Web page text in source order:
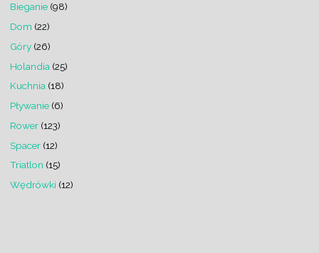
Bieganie(98)
Dom (22)
Góry(26)
Holandia (25)
Kuchnia(18)
Pływanie(6)
Rower(123)
Spacer(12)
Triatlon (15)
Wędrówki (12)